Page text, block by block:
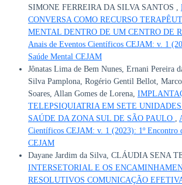
SIMONE FERREIRA DA SILVA SANTOS ,
CONVERSA COMO RECURSO
MENTAL DENTRO DE UM CENTRO DE
Anais de Eventos Científicos CEJAM: v. 1
Saúde Mental CEJAM
Jônatas Lima de Bem Nunes, Ernani Pereira
Silva Pamplona, Rogério Gentil Bellot,
Soares, Allan Gomes de Lorena,
TELEPSIQUIATRIA EM SETE
SAÚDE DA ZONA SUL DE SÃO PAULO
Científicos CEJAM: v. 1 (2023): 1º Encontro
CEJAM
Dayane Jardim da Silva, CLÁUDIA SENA
INTERSETORIAL E OS
RESOLUTIVOS COMUNICAÇÃO